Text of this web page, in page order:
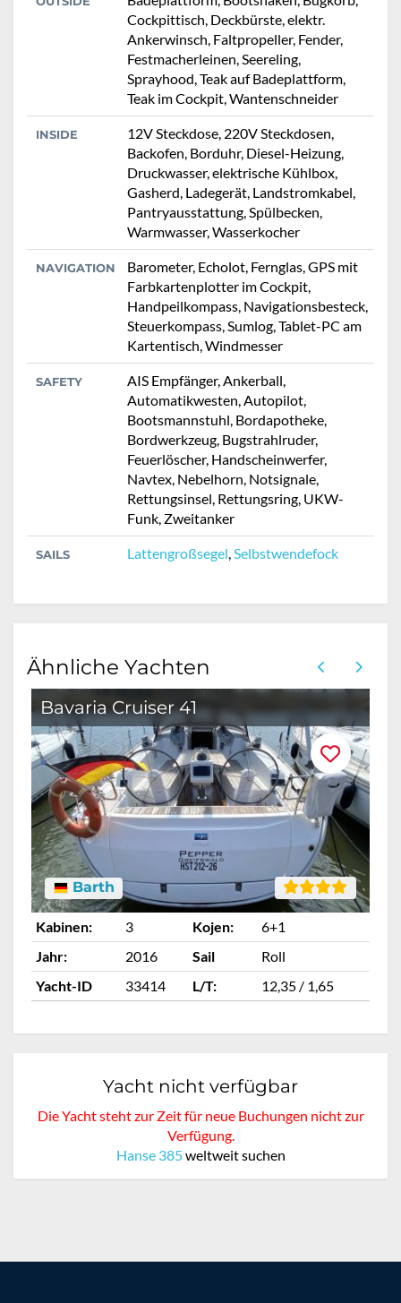
Cockpittisch, Deckbürste, elektr.
Ankerwinsch, Faltpropeller, Fender,
Festmacherleinen, Seereling,
Sprayhood, Teak auf Badeplattform,
Teak im Cockpit, Wantenschneider
INSIDE
12V Steckdose, 220V Steckdosen,
Backofen, Borduhr, Diesel-Heizung,
Druckwasser, elektrische Kühlbox,
Gasherd, Ladegerät, Landstromkabel,
Pantryausstattung, Spülbecken,
Warmwasser, Wasserkocher
NAVIGATION
Barometer, Echolot, Fernglas, GPS mit
Farbkartenplotter im Cockpit,
Handpeilkompass, Navigationsbesteck,
Steuerkompass, Sumlog, Tablet-PC am
Kartentisch, Windmesser
SAFETY
AIS Empfänger, Ankerball,
Automatikwesten, Autopilot,
Bootsmannstuhl, Bordapotheke,
Bordwerkzeug, Bugstrahlruder,
Feuerlöscher, Handscheinwerfer,
Navtex, Nebelhorn, Notsignale,
Rettungsinsel, Rettungsring, UKW-
Funk, Zweitanker
SAILS Lattengroßsegel Selbstwendefock
Ähnliche Yachten
Bavaria Cruiser 41
Barth
Kabinen: 3 Kojen:
6+1
Jahr:
2016 Sail
Roll
Yacht-ID
33414 L/T: 12,35 / 1,65
Yacht nicht verfügbar
Die Yacht steht zur Zeit für neue Buchungen nicht zur
Verfügung.
Hanse 385weltweit suchen